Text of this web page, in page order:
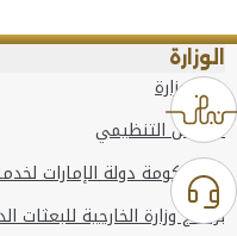
الوزارة
عن الوزارة
الهيكل التنظيمي
وعد حكومة دولة الإمارات
برنامج وزارة الخارجية للبعثات